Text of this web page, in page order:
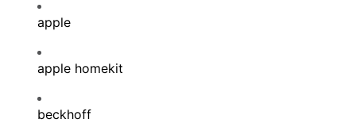
apple
apple homekit
beckhoff